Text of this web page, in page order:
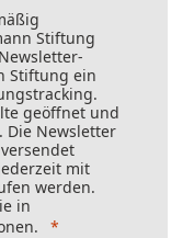
Stiftung
Stiftung ein
geöffnet und
Die Newsletter
mit
werden.
in
.